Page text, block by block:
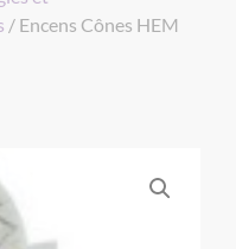
/ Encens Cônes HEM